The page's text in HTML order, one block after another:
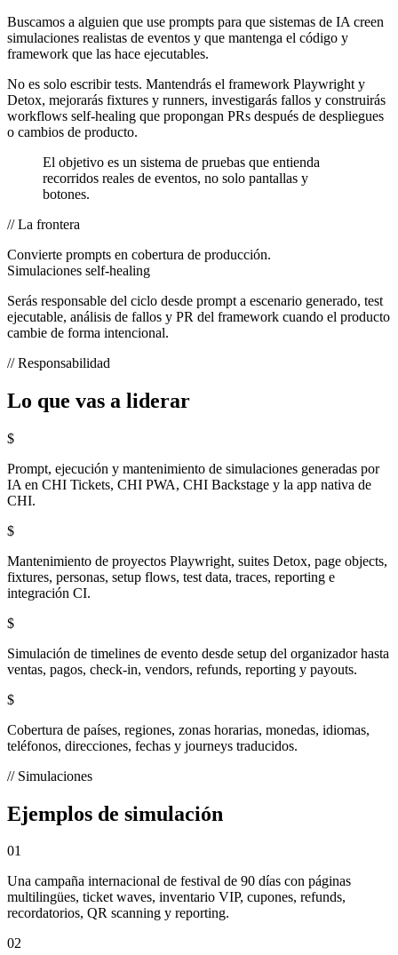
Buscamos a alguien que use prompts para que sistemas de IA creen
simulaciones realistas de eventos y que mantenga el código y
framework que las hace ejecutables.
No es solo escribir tests. Mantendrás el framework Playwright y
Detox, mejorarás fixtures y runners, investigarás fallos y construirás
workflows self-healing que propongan PRs después de despliegues
o cambios de producto.
El objetivo es un sistema de pruebas que entienda
recorridos reales de eventos, no solo pantallas y
botones.
// La frontera
Convierte prompts en cobertura de producción.
Simulaciones self-healing
Serás responsable del ciclo desde prompt a escenario generado, test
ejecutable, análisis de fallos y PR del framework cuando el producto
cambie de forma intencional.
// Responsabilidad
Lo que vas a liderar
$
Prompt, ejecución y mantenimiento de simulaciones generadas por
IA en CHI Tickets, CHI PWA, CHI Backstage y la app nativa de
CHI.
$
Mantenimiento de proyectos Playwright, suites Detox, page objects,
fixtures, personas, setup flows, test data, traces, reporting e
integración CI.
$
Simulación de timelines de evento desde setup del organizador hasta
ventas, pagos, check-in, vendors, refunds, reporting y payouts.
$
Cobertura de países, regiones, zonas horarias, monedas, idiomas,
teléfonos, direcciones, fechas y journeys traducidos.
// Simulaciones
Ejemplos de simulación
01
Una campaña internacional de festival de 90 días con páginas
multilingües, ticket waves, inventario VIP, cupones, refunds,
recordatorios, QR scanning y reporting.
02